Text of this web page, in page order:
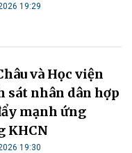
19:29
và Học viện
sát nhân dân hợp
mạnh ứng
KHCN
19:30